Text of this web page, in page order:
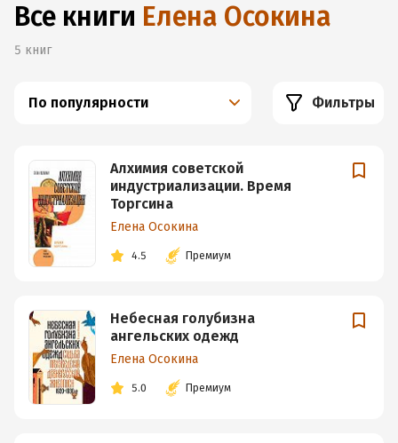
Все книги Елена Осокина
5 книг
По популярности Фильтры
Алхимия советской
индустриализации. Время
Торгсина
Елена Осокина
4.5 Премиум
Небесная голубизна
ангельских одежд
Елена Осокина
5.0 Премиум